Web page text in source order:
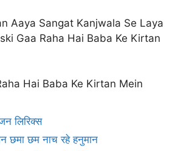
Aaya Sangat Kanjwala Se Laya
Gaa Raha Hai Baba Ke Kirtan
Hai Baba Ke Kirtan Mein
लिरिक्स
छमा छम नाच रहे हनुमान